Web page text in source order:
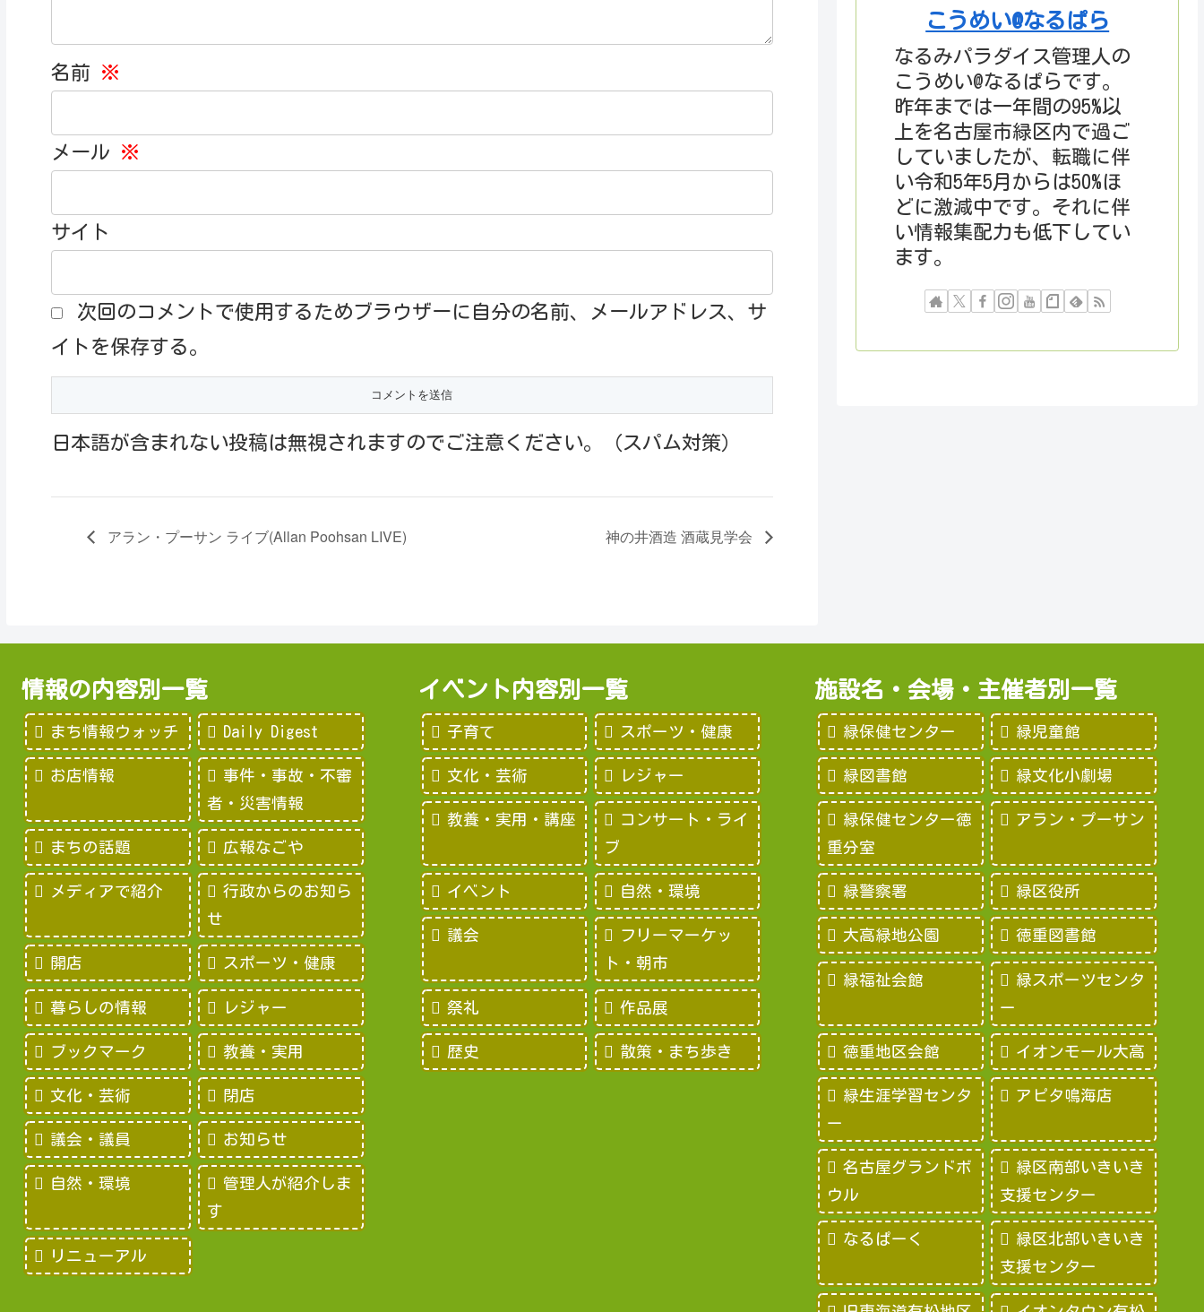
名前 ※
メール ※
サイト
次回のコメントで使用するためブラウザーに自分の名前、メールアドレス、サ
イトを保存する。
日本語が含まれない投稿は無視されますのでご注意ください。（スパム対策）
アラン・プーサン ライブ(Allan Poohsan LIVE) 神の井酒造 酒蔵見学会
こうめい@なるぱら
なるみパラダイス管理人の
こうめい@なるぱらです。
昨年までは一年間の95%以
上を名古屋市緑区内で過ご
していましたが、転職に伴
い令和5年5月からは50%ほ
どに激減中です。それに伴
い情報集配力も低下してい
ます。
情報の内容別一覧
まち情報ウォッチ Daily Digest
お店情報
事件・事故・不審
者・災害情報
まちの話題 広報なごや
メディアで紹介
行政からのお知ら
せ
開店 スポーツ・健康
暮らしの情報 レジャー
ブックマーク 教養・実用
文化・芸術 閉店
議会・議員 お知らせ
自然・環境
管理人が紹介しま
す
リニューアル
イベント内容別一覧
子育て スポーツ・健康
文化・芸術 レジャー
教養・実用・講座
コンサート・ライ
ブ
イベント 自然・環境
議会
フリーマーケッ
ト・朝市
祭礼 作品展
歴史 散策・まち歩き
施設名・会場・主催者別一覧
緑保健センター 緑児童館
緑図書館 緑文化小劇場
緑保健センター徳
重分室
アラン・プーサン
緑警察署 緑区役所
大高緑地公園 徳重図書館
緑福祉会館
緑スポーツセンタ
ー
徳重地区会館 イオンモール大高
緑生涯学習センタ
ー
アピタ鳴海店
名古屋グランドボ
ウル
緑区南部いきいき
支援センター
なるぱーく
緑区北部いきいき
支援センター